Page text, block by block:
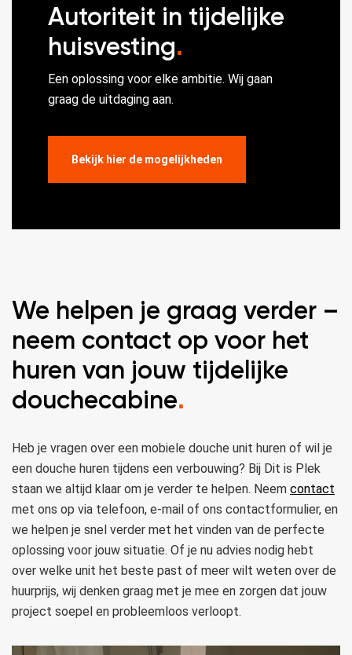
Autoriteit in tijdelijke
huisvesting.
Een oplossing voor elke ambitie. Wij gaan
graag de uitdaging aan.
Bekijk hier de mogelijkheden
We helpen je graag verder –
neem contact op voor het
huren van jouw tijdelijke
douchecabine.
Heb je vragen over een mobiele douche unit huren of wil je
een douche huren tijdens een verbouwing? Bij Dit is Plek
staan we altijd klaar om je verder te helpen. Neem contact
met ons op via telefoon, e-mail of ons contactformulier, en
we helpen je snel verder met het vinden van de perfecte
oplossing voor jouw situatie. Of je nu advies nodig hebt
over welke unit het beste past of meer wilt weten over de
huurprijs, wij denken graag met je mee en zorgen dat jouw
project soepel en probleemloos verloopt.